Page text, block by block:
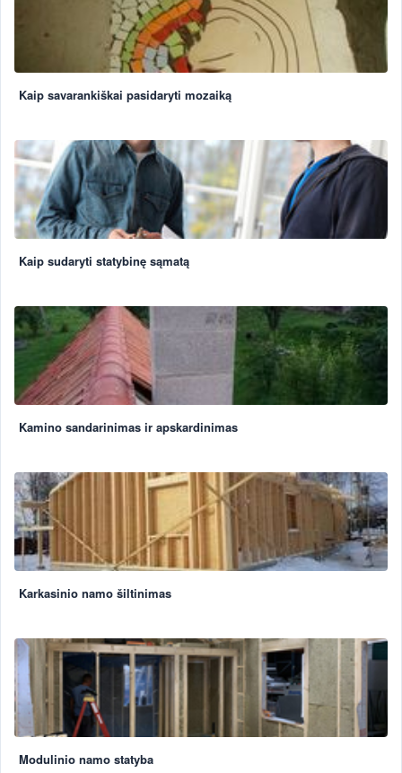
Kaip savarankiškai pasidaryti mozaiką
Kaip sudaryti statybinę sąmatą
Kamino sandarinimas ir apskardinimas
Karkasinio namo šiltinimas
Modulinio namo statyba